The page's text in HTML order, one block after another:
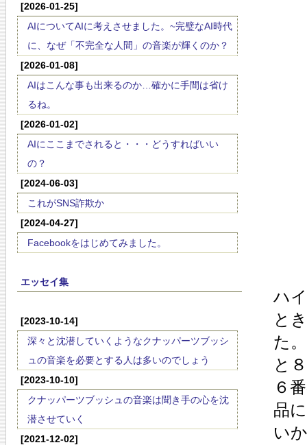
[2026-01-25]
AIについてAIに考えさせました。~完璧なAI時代
に、なぜ「不完全な人間」の音楽が輝くのか？
[2026-01-08]
AIはこんな事も出来るのか…確かに手間は省け
るね。
[2026-01-02]
AIにここまでされると・・・どうすればいい
の？
[2024-06-03]
これがSNS詐欺か
[2024-04-27]
Facebookをはじめてみました。
エッセイ集
[2023-10-14]
深々と沈潜していくようなクナッパーツブッシ
ュの音楽を必要とする人は多いのでしょう
[2023-10-10]
クナッパーツブッシュの音楽は聞き手の心を沈
潜させていく
[2021-12-02]
ハ
と
た
と
６
品
い